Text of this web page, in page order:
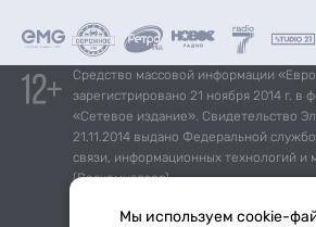
Средство массовой информации
зарегистрировано 21 ноября 2014 г. в
«Сетевое издание». Свидетельство
21.11.2014 выдано Федеральной
связи, информационных технологий и
(Роскомнадзор).
*Mediascope, Radio Index – РОССИЯ
Мы используем cookie-